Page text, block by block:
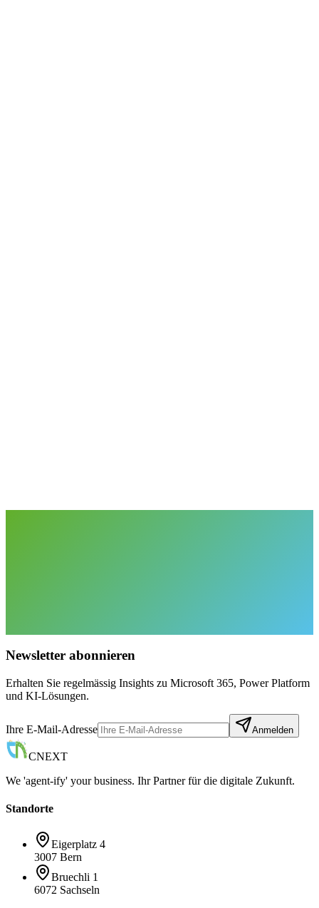
Newsletter abonnieren
Erhalten Sie regelmässig Insights zu Microsoft 365, Power Platform
und KI-Lösungen.
Ihre E-Mail-Adresse Anmelden
CNEXT
We 'agent-ify' your business. Ihr Partner für die digitale Zukunft.
Standorte
Eigerplatz 4
3007 Bern
Bruechli 1
6072 Sachseln